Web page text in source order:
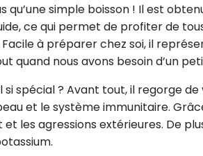
qu’une simple boisson ! Il est
ce qui permet de profiter de
à préparer chez soi, il
quand nous avons besoin d’un
spécial ? Avant tout, il regorge
et le système immunitaire.
les agressions extérieures. De